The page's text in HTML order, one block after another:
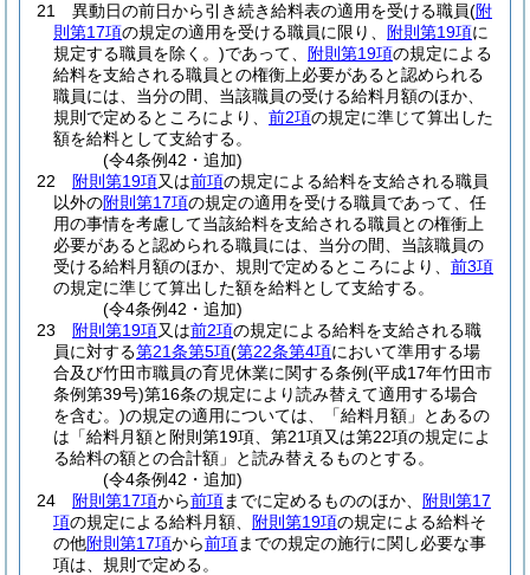
21
異動日の前日から引き続き給料表の適用を受ける職員(附
則第17項の規定の適用を受ける職員に限り、 附則第19項に
規定する職員を除く。)であって、 附則第19項の規定による
給料を支給される職員との権衡上必要があると認められる
職員には、当分の間、当該職員の受ける給料月額のほか、
規則で定めるところにより、 前2項の規定に準じて算出した
額を給料として支給する。
(令4条例42・追加)
22
附則第19項又は前項の規定による給料を支給される職員
以外の附則第17項の規定の適用を受ける職員であって、任
用の事情を考慮して当該給料を支給される職員との権衝上
必要があると認められる職員には、当分の間、当該職員の
受ける給料月額のほか、規則で定めるところにより、 前3項
の規定に準じて算出した額を給料として支給する。
(令4条例42・追加)
23
附則第19項又は前2項の規定による給料を支給される職
員に対する第21条第5項(第22条第4項において準用する場
合及び竹田市職員の育児休業に関する条例(平成17年竹田市
条例第39号)第16条の規定により読み替えて適用する場合
を含む。)の規定の適用については、「給料月額」とあるの
は「給料月額と附則第19項、第21項又は第22項の規定によ
る給料の額との合計額」と読み替えるものとする。
(令4条例42・追加)
24
附則第17項から前項までに定めるもののほか、
附則第17
項の規定による給料月額、 附則第19項の規定による給料そ
の他附則第17項から前項までの規定の施行に関し必要な事
項は、規則で定める。